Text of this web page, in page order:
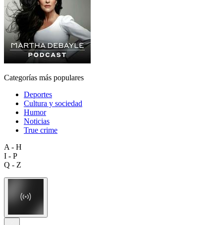
Categorías más populares
Deportes
Cultura y sociedad
Humor
Noticias
True crime
A - H
I - P
Q - Z